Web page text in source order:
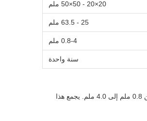
20×20 - 50×50 ملم
25 - 63.5 ملم
0.8-4 ملم
سنة واحدة
يقوم خط إنتاج الأنابيب الملحومة عالية التردد HG63×4.0 بتصنيع أنابيب فولاذية ملحومة بأقطار 25 ملم - 63.5 ملم وأنابيب مربعة 20×20-50×50 ملم، بسماكات جدار من 0.8 ملم إلى 4.0 ملم. يجمع هذا